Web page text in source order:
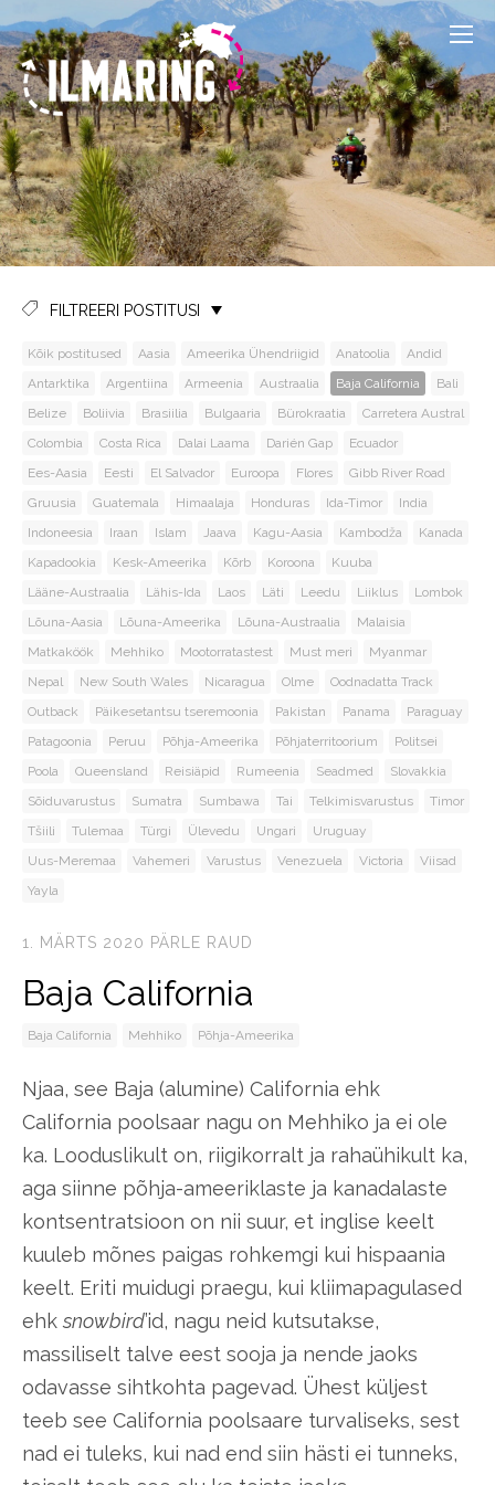
FILTREERI POSTITUSI
Kõik postitused Aasia Ameerika Ühendriigid Anatoolia
Andid
Antarktika
Argentiina Armeenia Austraalia Baja California
Bali
Belize
Boliivia Brasiilia Bulgaaria Bürokraatia
Carretera Austral
Colombia
Costa Rica Dalai Laama Darién Gap
Ecuador
Ees-Aasia
Eesti El Salvador Euroopa Flores
Gibb River Road
Gruusia
Guatemala Himaalaja Honduras Ida-Timor
India
Indoneesia
Iraan Islam Jaava Kagu-Aasia Kambodža
Kanada
Kapadookia
Kesk-Ameerika Kõrb Koroona
Kuuba
Lääne-Austraalia
Lähis-Ida Laos Läti Leedu Liiklus
Lombok
Lõuna-Aasia
Lõuna-Ameerika Lõuna-Austraalia
Malaisia
Matkaköök
Mehhiko Mootorratastest Must meri
Myanmar
Nepal
New South Wales Nicaragua Olme
Oodnadatta Track
Outback
Päikesetantsu tseremoonia Pakistan Panama
Paraguay
Patagoonia
Peruu Põhja-Ameerika Põhjaterritoorium
Politsei
Poola
Queensland Reisiäpid Rumeenia Seadmed
Slovakkia
Sõiduvarustus
Sumatra Sumbawa Tai Telkimisvarustus
Timor
Tšiili
Tulemaa Türgi Ülevedu Ungari
Uruguay
Uus-Meremaa
Vahemeri Varustus Venezuela Victoria
Viisad
Yayla
1. MÄRTS 2020 PÄRLE RAUD
Baja California
Baja California Mehhiko Põhja-Ameerika
Njaa, see Baja (alumine) California ehk
California poolsaar nagu on Mehhiko ja ei ole
ka. Looduslikult on, riigikorralt ja rahaühikult ka,
aga siinne põhja-ameeriklaste ja kanadalaste
kontsentratsioon on nii suur, et inglise keelt
kuuleb mõnes paigas rohkemgi kui hispaania
keelt. Eriti muidugi praegu, kui kliimapagulased
ehksnowbird’id, nagu neid kutsutakse,
massiliselt talve eest sooja ja nende jaoks
odavasse sihtkohta pagevad. Ühest küljest
teeb see California poolsaare turvaliseks, sest
nad ei tuleks, kui nad end siin hästi ei tunneks,